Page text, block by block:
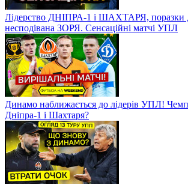
Лідерство ДНІПРА-1 і ШАХТАРЯ,
несподівана ЗОРЯ. Сенсаційні матчі УПЛ
Динамо наближається до лідерів УПЛ!
Дніпра-1 і Шахтаря?